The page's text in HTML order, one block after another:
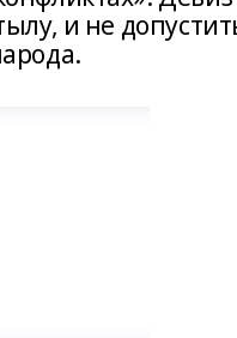
и не